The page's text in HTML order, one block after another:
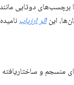
برچسب‌های دوتایی مانند
ایناثر ارزیاب
منسجم و ساختاریافته